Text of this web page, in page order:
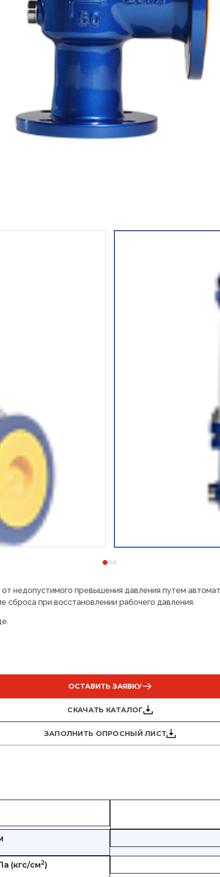
недопустимого превышения давления путем
при восстановлении рабочего давления.
ОСТАВИТЬ ЗАЯВКУ
СКАЧАТЬ КАТАЛОГ
ЗАПОЛНИТЬ ОПРОСНЫЙ ЛИСТ
(кгс/см2)